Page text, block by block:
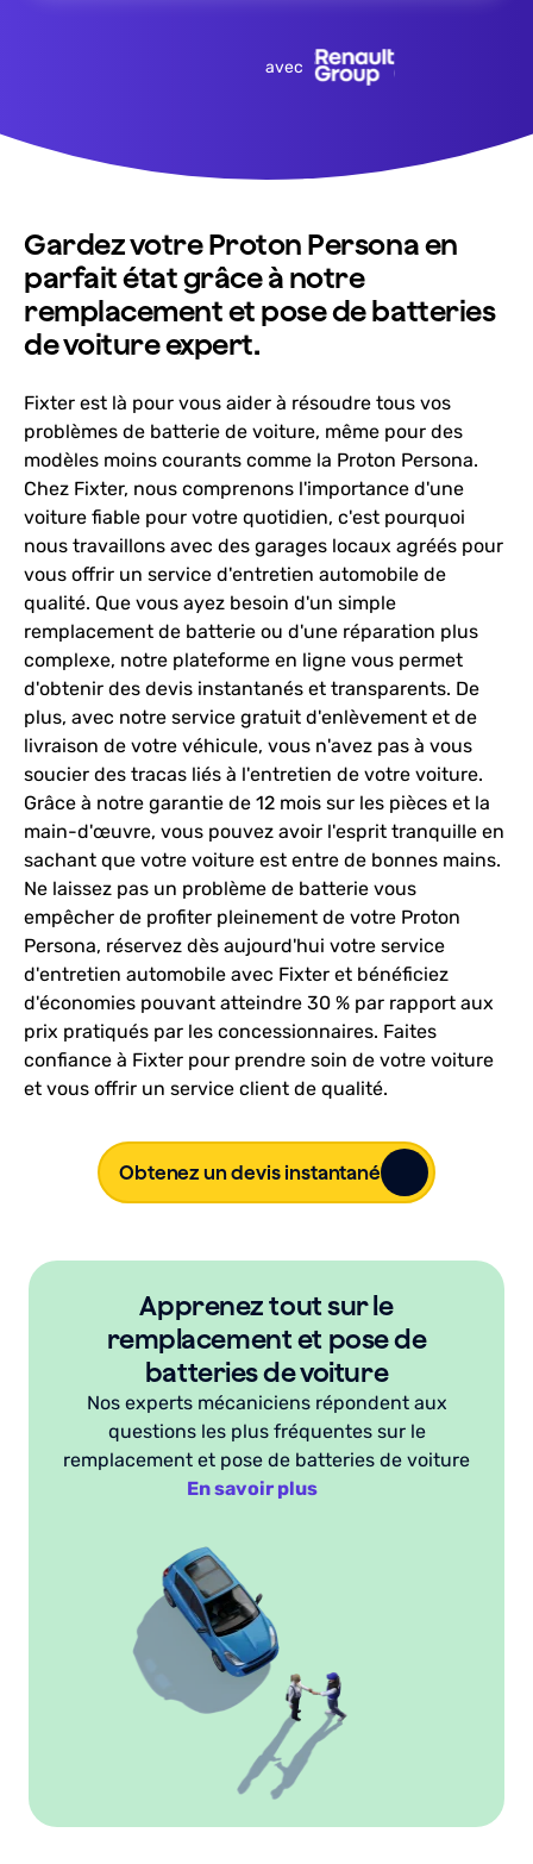
avec
Gardez votre Proton Persona en
parfait état grâce à notre
remplacement et pose de batteries
de voiture expert.
Fixter est là pour vous aider à résoudre tous vos
problèmes de batterie de voiture, même pour des
modèles moins courants comme la Proton Persona.
Chez Fixter, nous comprenons l'importance d'une
voiture fiable pour votre quotidien, c'est pourquoi
nous travaillons avec des garages locaux agréés pour
vous offrir un service d'entretien automobile de
qualité. Que vous ayez besoin d'un simple
remplacement de batterie ou d'une réparation plus
complexe, notre plateforme en ligne vous permet
d'obtenir des devis instantanés et transparents. De
plus, avec notre service gratuit d'enlèvement et de
livraison de votre véhicule, vous n'avez pas à vous
soucier des tracas liés à l'entretien de votre voiture.
Grâce à notre garantie de 12 mois sur les pièces et la
main-d'œuvre, vous pouvez avoir l'esprit tranquille en
sachant que votre voiture est entre de bonnes mains.
Ne laissez pas un problème de batterie vous
empêcher de profiter pleinement de votre Proton
Persona, réservez dès aujourd'hui votre service
d'entretien automobile avec Fixter et bénéficiez
d'économies pouvant atteindre 30 % par rapport aux
prix pratiqués par les concessionnaires. Faites
confiance à Fixter pour prendre soin de votre voiture
et vous offrir un service client de qualité.
Obtenez un devis instantané
Apprenez tout sur le
remplacement et pose de
batteries de voiture
Nos experts mécaniciens répondent aux
questions les plus fréquentes sur le
remplacement et pose de batteries de voiture
En savoir plus